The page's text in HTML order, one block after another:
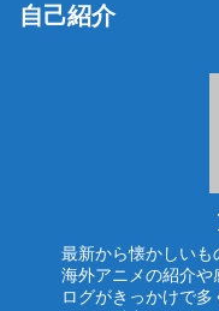
自己紹介
最新から懐かしいも
海外アニメの紹介
ログがきっかけで